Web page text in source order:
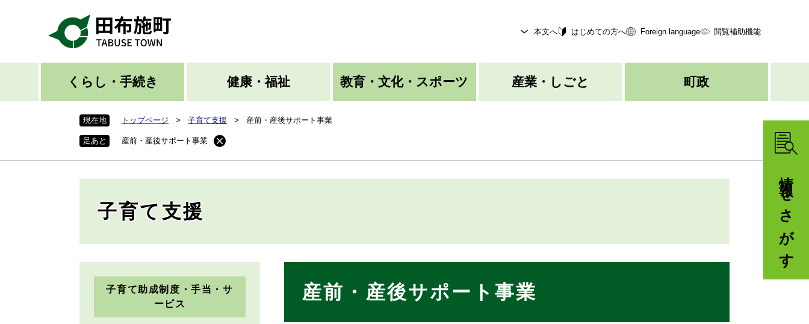
先
情報をさがす
本文へ はじめての方へ Foreign language 閲覧補助機能
くらし・手続き 健康・福祉 教育・文化・スポーツ 産業・しごと 町政
現在地 トップページ > 子育て支援 > 産前・産後サポート事業
足あと 産前・産後サポート事業
子育て支援
産前・産後サポート事業
子育て助成制度・手当・サ
ービス